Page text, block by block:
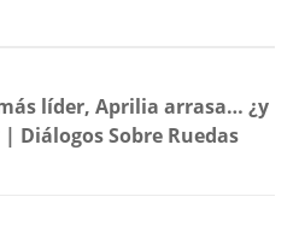
líder, Aprilia arrasa… ¿y
| Diálogos Sobre Ruedas